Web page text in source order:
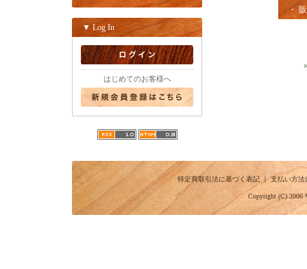
▼ Log In
はじめてのお客様へ
・
特定商取引法に基づく表記｜支払い方法
Copyright (C) 2006